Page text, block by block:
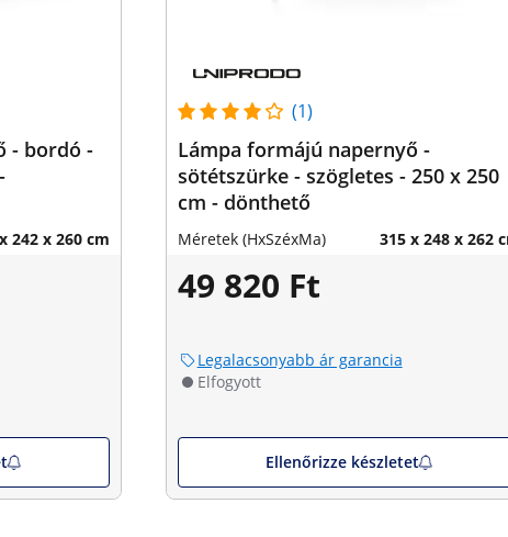
- bordó -
242 x 260 cm
(1)
Lámpa formájú napernyő -
sötétszürke - szögletes - 250 x 250
cm - dönthető
Méretek (HxSzéxMa) 315 x 248 x 262
49 820 Ft
Legalacsonyabb ár garancia
Elfogyott
Ellenőrizze készletet